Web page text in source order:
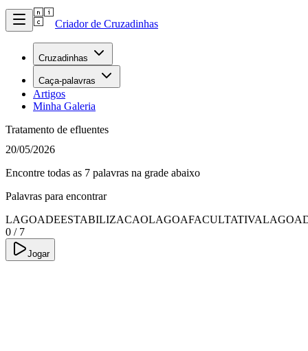
Criador de Cruzadinhas
Cruzadinhas
Caça-palavras
Artigos
Minha Galeria
Tratamento de efluentes
20/05/2026
Encontre todas as 7 palavras na grade abaixo
Palavras para encontrar
LAGOADEESTABILIZACAOLAGOAFACULTATIVA
0 / 7
Jogar